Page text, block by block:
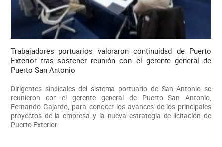
Trabajadores portuarios valoraron continuidad de Puerto
Exterior tras sostener reunión con el gerente general de
Puerto San Antonio
Dirigentes sindicales del sistema portuario de San Antonio se
reunieron con el gerente general de Puerto San Antonio,
Fernando Gajardo, para conocer los avances de los principales
proyectos de la empresa y la nueva estrategia de licitación de
Puerto Exterior.